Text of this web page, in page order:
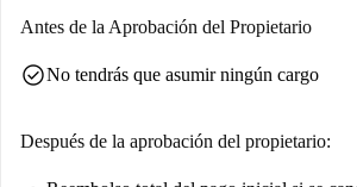
atracciones turísticas como la Plaza Próspero
Antes de la Aprobación del Propietario
check_circleNo tendrás que asumir ningún cargo
Después de la aprobación del propietario: